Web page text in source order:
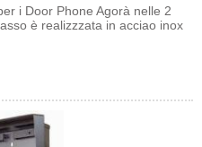
i Door Phone Agorà nelle 2
è realizzzata in acciao inox